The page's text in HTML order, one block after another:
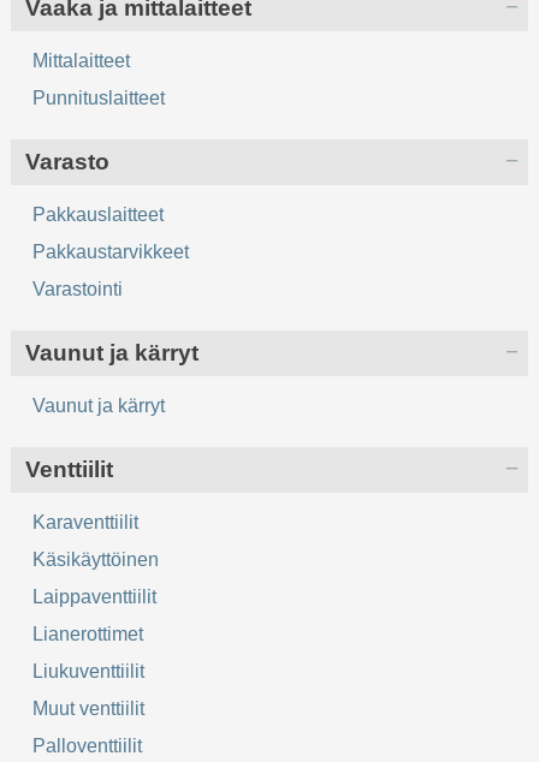
Vaaka ja mittalaitteet
Mittalaitteet
Punnituslaitteet
Varasto
Pakkauslaitteet
Pakkaustarvikkeet
Varastointi
Vaunut ja kärryt
Vaunut ja kärryt
Venttiilit
Karaventtiilit
Käsikäyttöinen
Laippaventtiilit
Lianerottimet
Liukuventtiilit
Muut venttiilit
Palloventtiilit